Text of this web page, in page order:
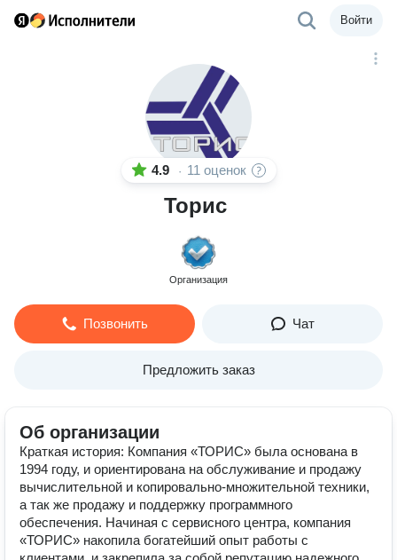
Войти
4.9 · 11 оценок
Торис
Организация
Позвонить Чат
Предложить заказ
Об организации
Краткая история: Компания «ТОРИС» была основана в
1994 году, и ориентирована на обслуживание и продажу
вычислительной и копировально-множительной техники,
а так же продажу и поддержку программного
обеспечения. Начиная c сервисного центра, компания
«ТОРИС» накопила богатейший опыт работы с